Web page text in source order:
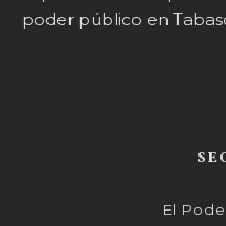
poder público en
El